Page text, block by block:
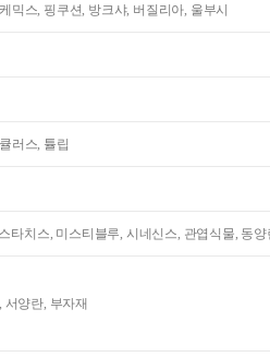
믹스, 핑쿠션, 방크샤, 버질리아, 울부시
러스, 튤립
타치스, 미스티블루, 시네신스, 관엽식물, 동
서양란, 부자재